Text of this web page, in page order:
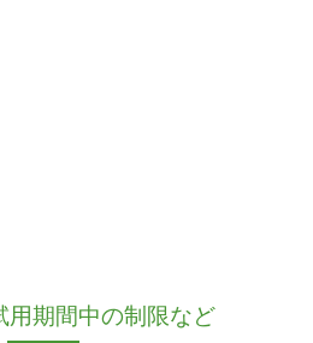
用期間中の制限など